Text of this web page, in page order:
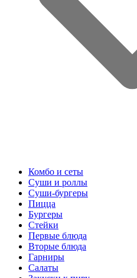
Комбо и сеты
Суши и роллы
Суши-бургеры
Пицца
Бургеры
Стейки
Первые блюда
Вторые блюда
Гарниры
Салаты